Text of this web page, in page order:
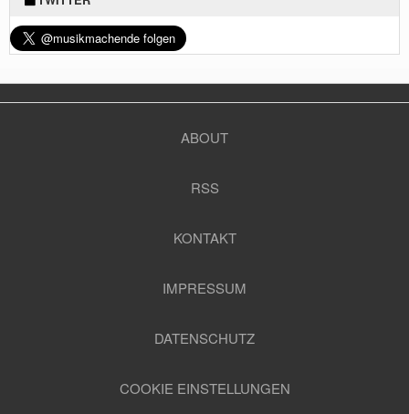
ABOUT
RSS
KONTAKT
IMPRESSUM
DATENSCHUTZ
COOKIE EINSTELLUNGEN